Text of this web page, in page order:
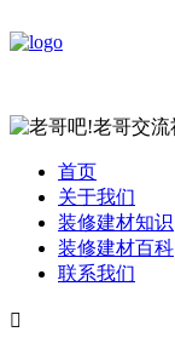
首页
关于我们
装修建材知识
装修建材百科
联系我们
